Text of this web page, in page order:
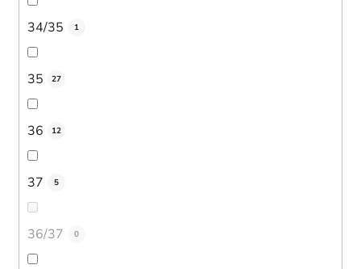
34/35 1
35 27
36 12
37 5
36/37 0